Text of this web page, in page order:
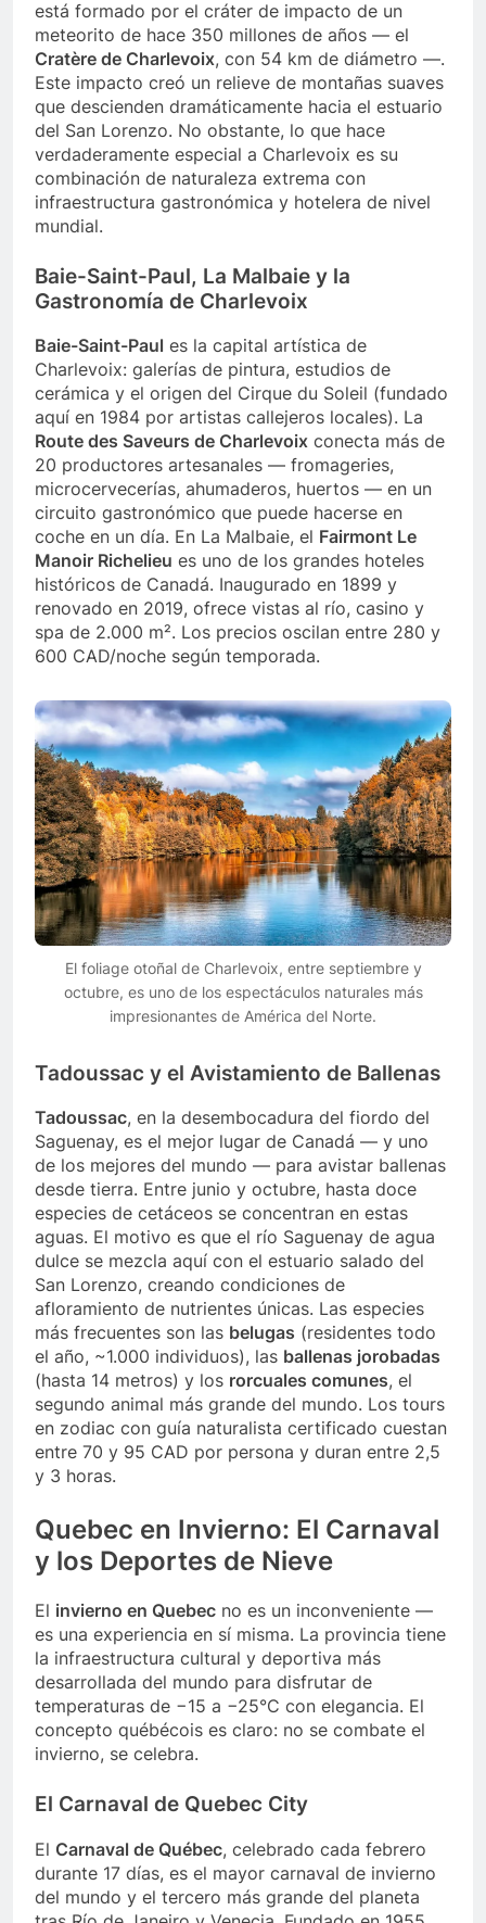
está formado por el cráter de impacto de un
meteorito de hace 350 millones de años — el
Cratère de Charlevoix, con 54 km de diámetro —.
Este impacto creó un relieve de montañas suaves
que descienden dramáticamente hacia el estuario
del San Lorenzo. No obstante, lo que hace
verdaderamente especial a Charlevoix es su
combinación de naturaleza extrema con
infraestructura gastronómica y hotelera de nivel
mundial.
Baie-Saint-Paul, La Malbaie y la
Gastronomía de Charlevoix
Baie-Saint-Paul es la capital artística de
Charlevoix: galerías de pintura, estudios de
cerámica y el origen del Cirque du Soleil (fundado
aquí en 1984 por artistas callejeros locales). La
Route des Saveurs de Charlevoix conecta más de
20 productores artesanales — fromageries,
microcervecerías, ahumaderos, huertos — en un
circuito gastronómico que puede hacerse en
coche en un día. En La Malbaie, el Fairmont Le
Manoir Richelieu es uno de los grandes hoteles
históricos de Canadá. Inaugurado en 1899 y
renovado en 2019, ofrece vistas al río, casino y
spa de 2.000 m². Los precios oscilan entre 280 y
600 CAD/noche según temporada.
El foliage otoñal de Charlevoix, entre septiembre y
octubre, es uno de los espectáculos naturales más
impresionantes de América del Norte.
Tadoussac y el Avistamiento de Ballenas
Tadoussac, en la desembocadura del fiordo del
Saguenay, es el mejor lugar de Canadá — y uno
de los mejores del mundo — para avistar ballenas
desde tierra. Entre junio y octubre, hasta doce
especies de cetáceos se concentran en estas
aguas. El motivo es que el río Saguenay de agua
dulce se mezcla aquí con el estuario salado del
San Lorenzo, creando condiciones de
afloramiento de nutrientes únicas. Las especies
más frecuentes son las belugas (residentes todo
el año, ~1.000 individuos), las ballenas jorobadas
(hasta 14 metros) y los rorcuales comunes, el
segundo animal más grande del mundo. Los tours
en zodiac con guía naturalista certificado cuestan
entre 70 y 95 CAD por persona y duran entre 2,5
y 3 horas.
Quebec en Invierno: El Carnaval
y los Deportes de Nieve
El invierno en Quebec no es un inconveniente —
es una experiencia en sí misma. La provincia tiene
la infraestructura cultural y deportiva más
desarrollada del mundo para disfrutar de
temperaturas de −15 a −25°C con elegancia. El
concepto québécois es claro: no se combate el
invierno, se celebra.
El Carnaval de Quebec City
El Carnaval de Québec, celebrado cada febrero
durante 17 días, es el mayor carnaval de invierno
del mundo y el tercero más grande del planeta